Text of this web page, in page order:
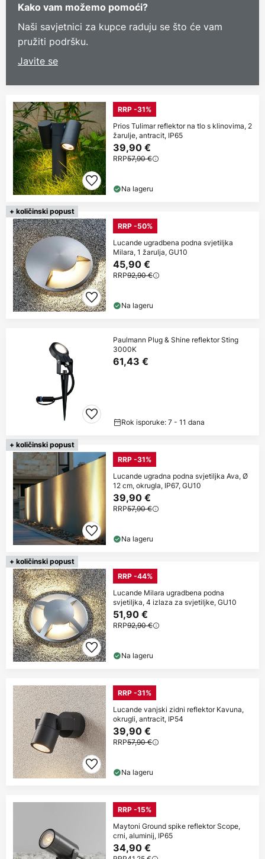
Kako vam možemo pomoći?
Naši savjetnici za kupce raduju se što će vam
pružiti podršku.
Javite se
RRP -31%
Prios Tulimar reflektor na tlo s klinovima, 2
žarulje, antracit, IP65
39,90 €
RRP57,90 €
Na lageru
+ količinski popust
RRP -50%
Lucande ugradbena podna svjetiljka
Milara, 1 žarulja, GU10
45,90 €
RRP92,90 €
Na lageru
Paulmann Plug & Shine reflektor Sting
3000K
61,43 €
Rok isporuke: 7 - 11 dana
+ količinski popust
RRP -31%
Lucande ugradna podna svjetiljka Ava, Ø
12 cm, okrugla, IP67, GU10
39,90 €
RRP57,90 €
Na lageru
+ količinski popust
RRP -44%
Lucande Milara ugradbena podna
svjetiljka, 4 izlaza za svjetiljke, GU10
51,90 €
RRP92,90 €
Na lageru
RRP -31%
Lucande vanjski zidni reflektor Kavuna,
okrugli, antracit, IP54
39,90 €
RRP57,90 €
Na lageru
RRP -15%
Maytoni Ground spike reflektor Scope,
crni, aluminij, IP65
34,90 €